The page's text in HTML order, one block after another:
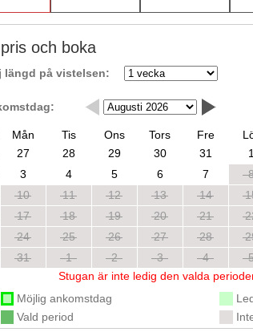
och boka
längd på vistelsen:
Mån Tis Ons Tors Fre
27 28 29 30 31 1
3 4 5 6 7
10 11 12 13 14
17 18 19 20 21
24 25 26 27 28
31 1 2 3 4
Stugan är inte ledig den valda
Möjlig ankomstdag
Vald period